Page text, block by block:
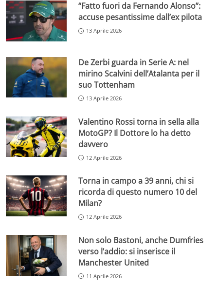
“Fatto fuori da Fernando Alonso”:
accuse pesantissime dall’ex pilota
13 Aprile 2026
De Zerbi guarda in Serie A: nel
mirino Scalvini dell’Atalanta per il
suo Tottenham
13 Aprile 2026
Valentino Rossi torna in sella alla
MotoGP? Il Dottore lo ha detto
davvero
12 Aprile 2026
Torna in campo a 39 anni, chi si
ricorda di questo numero 10 del
Milan?
12 Aprile 2026
Non solo Bastoni, anche Dumfries
verso l’addio: si inserisce il
Manchester United
11 Aprile 2026